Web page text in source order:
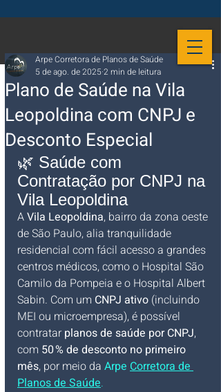
Plano de Saúde na Vila
Leopoldina com CNPJ e
Desconto Especial
Arpe Corretora de Planos de Saúde
5 de ago. de 2025 2 min de leitura
🌿 Saúde com
Contratação por CNPJ na
Vila Leopoldina
A Vila Leopoldina, bairro da zona oeste
de São Paulo, alia tranquilidade
residencial com fácil acesso a grandes
centros médicos, como o Hospital São
Camilo da Pompeia e o Hospital Albert
Sabin. Com um CNPJ ativo (incluindo
MEI ou microempresa), é possível
contratar planos de saúde por CNPJ,
com 50 % de desconto no primeiro
mês, por meio da Arpe Corretora de
Planos de Saúde.